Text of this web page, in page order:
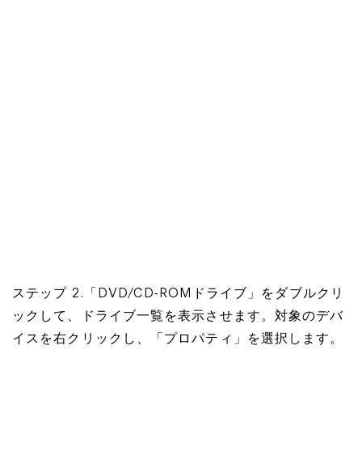
ステップ 2.「DVD/CD-ROMドライブ」をダブルクリ
ックして、ドライブ一覧を表示させます。対象のデバ
イスを右クリックし、「プロパティ」を選択します。